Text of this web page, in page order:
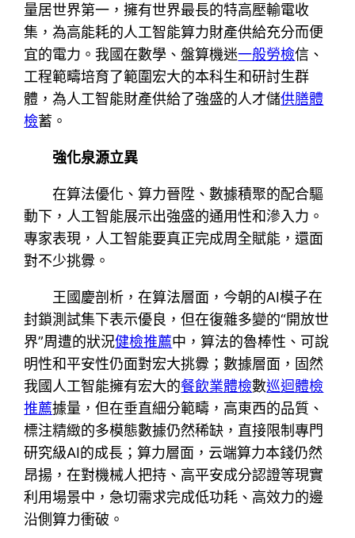
量居世界第一，擁有世界最長的特高壓輸電收
集，為高能耗的人工智能算力財產供給充分而便
宜的電力。我國在數學、盤算機迷一般勞檢信、
工程範疇培育了範圍宏大的本科生和研討生群
體，為人工智能財產供給了強盛的人才儲供膳體
檢蓄。
強化泉源立異
在算法優化、算力晉陞、數據積聚的配合驅
動下，人工智能展示出強盛的通用性和滲入力。
專家表現，人工智能要真正完成周全賦能，還面
對不少挑釁。
王國慶剖析，在算法層面，今朝的AI模子在
封鎖測試集下表示優良，但在復雜多變的“開放世
界”周遭的狀況健檢推薦中，算法的魯棒性、可說
明性和平安性仍面對宏大挑釁；數據層面，固然
我國人工智能擁有宏大的餐飲業體檢數巡迴體檢
推薦據量，但在垂直細分範疇，高東西的品質、
標注精緻的多模態數據仍然稀缺，直接限制專門
研究級AI的成長；算力層面，云端算力本錢仍然
昂揚，在對機械人把持、高平安成分認證等現實
利用場景中，急切需求完成低功耗、高效力的邊
沿側算力衝破。